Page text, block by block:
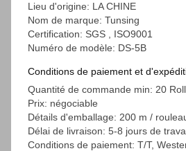
Lieu d'origine: LA CHINE
Nom de marque: Tunsing
Certification: SGS , ISO9001
Numéro de modèle: DS-5B
Conditions de paiement et
Quantité de commande min: 20
Prix: négociable
Détails d'emballage: 200 m /
Délai de livraison: 5-8 jours de
Conditions de paiement: T/T,